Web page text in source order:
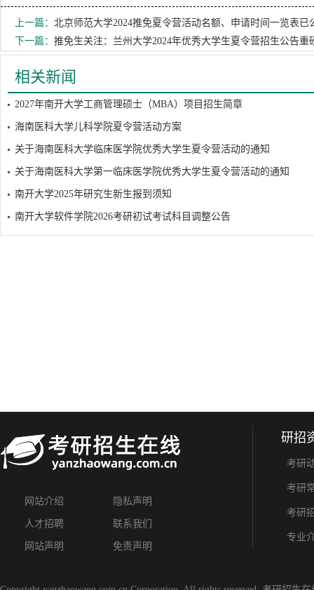
上一篇： 北京师范大学2024推免夏令营活动名额、申请时间一览表已
下一篇： 推免生关注：兰州大学2024年优秀大学生夏令营招生公告重
相关新闻
2027年南开大学工商管理硕士（MBA）项目招生简章
海南医科大学儿科学院夏令营活动方案
关于海南医科大学临床医学院优秀大学生夏令营活动的通知
关于海南医科大学第一临床医学院优秀大学生夏令营活动的通知
南开大学2025年研究生新生报到须知
南开大学软件学院2026考研初试考试科目调整公告
网站介绍 隐私声明
人才招聘 联系我们
网站声明 免责声明
研招
考研
考研
考研
专业